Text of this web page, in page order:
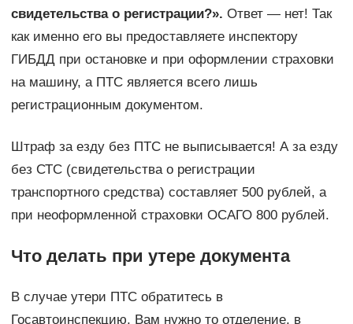
свидетельства о регистрации?». Ответ — нет! Так
как именно его вы предоставляете инспектору
ГИБДД при остановке и при оформлении страховки
на машину, а ПТС является всего лишь
регистрационным документом.
Штраф за езду без ПТС не выписывается! А за езду
без СТС (свидетельства о регистрации
транспортного средства) составляет 500 рублей, а
при неоформленной страховки ОСАГО 800 рублей.
Что делать при утере документа
В случае утери ПТС обратитесь в
Госавтоинспекцию. Вам нужно то отделение, в